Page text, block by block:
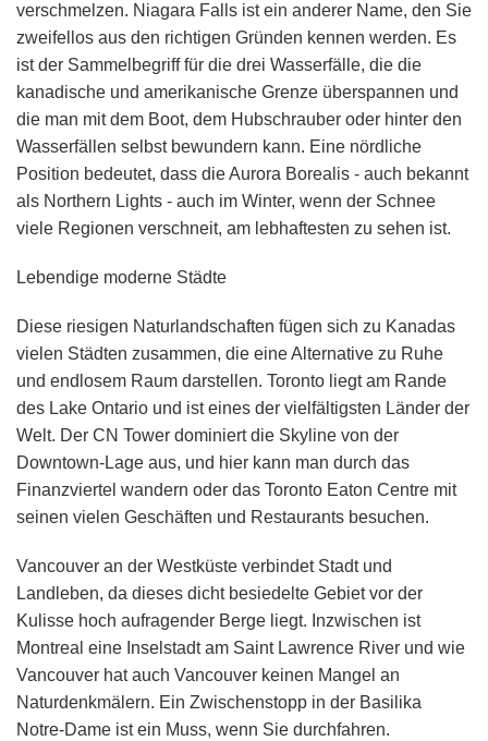
verschmelzen. Niagara Falls ist ein anderer Name, den Sie
zweifellos aus den richtigen Gründen kennen werden. Es
ist der Sammelbegriff für die drei Wasserfälle, die die
kanadische und amerikanische Grenze überspannen und
die man mit dem Boot, dem Hubschrauber oder hinter den
Wasserfällen selbst bewundern kann. Eine nördliche
Position bedeutet, dass die Aurora Borealis - auch bekannt
als Northern Lights - auch im Winter, wenn der Schnee
viele Regionen verschneit, am lebhaftesten zu sehen ist.
Lebendige moderne Städte
Diese riesigen Naturlandschaften fügen sich zu Kanadas
vielen Städten zusammen, die eine Alternative zu Ruhe
und endlosem Raum darstellen. Toronto liegt am Rande
des Lake Ontario und ist eines der vielfältigsten Länder der
Welt. Der CN Tower dominiert die Skyline von der
Downtown-Lage aus, und hier kann man durch das
Finanzviertel wandern oder das Toronto Eaton Centre mit
seinen vielen Geschäften und Restaurants besuchen.
Vancouver an der Westküste verbindet Stadt und
Landleben, da dieses dicht besiedelte Gebiet vor der
Kulisse hoch aufragender Berge liegt. Inzwischen ist
Montreal eine Inselstadt am Saint Lawrence River und wie
Vancouver hat auch Vancouver keinen Mangel an
Naturdenkmälern. Ein Zwischenstopp in der Basilika
Notre-Dame ist ein Muss, wenn Sie durchfahren.